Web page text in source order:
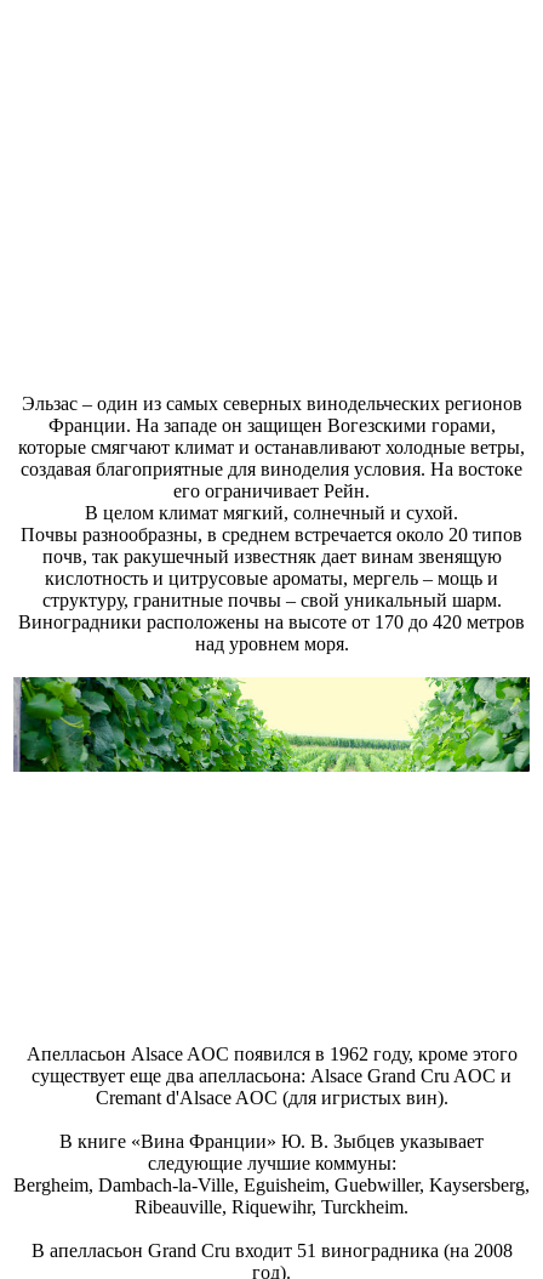
Эльзас – один из самых северных винодельческих регионов
Франции. На западе он защищен Вогезскими горами,
которые смягчают климат и останавливают холодные ветры,
создавая благоприятные для виноделия условия. На востоке
его ограничивает Рейн.
В целом климат мягкий, солнечный и сухой.
Почвы разнообразны, в среднем встречается около 20 типов
почв, так ракушечный известняк дает винам звенящую
кислотность и цитрусовые ароматы, мергель – мощь и
структуру, гранитные почвы – свой уникальный шарм.
Виноградники расположены на высоте от 170 до 420 метров
над уровнем моря.
Апелласьон Alsace AOC появился в 1962 году, кроме этого
существует еще два апелласьона: Alsace Grand Cru AOC и
Cremant d'Alsace AOC (для игристых вин).
В книге «Вина Франции» Ю. В. Зыбцев указывает
следующие лучшие коммуны:
Bergheim, Dambach-la-Ville, Eguisheim, Guebwiller, Kaysersberg,
Ribeauville, Riquewihr, Turckheim.
В апелласьон Grand Cru входит 51 виноградника (на 2008
год).